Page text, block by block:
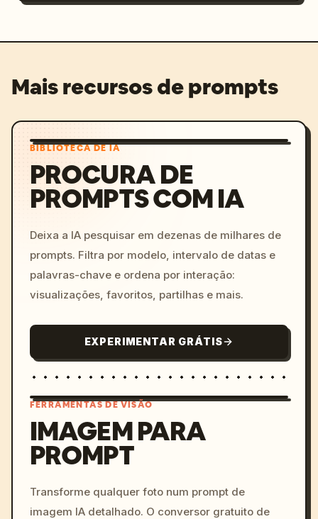
Mais recursos de prompts
BIBLIOTECA DE IA
PROCURA DE
PROMPTS COM IA
Deixa a IA pesquisar em dezenas de milhares de
prompts. Filtra por modelo, intervalo de datas e
palavras-chave e ordena por interação:
visualizações, favoritos, partilhas e mais.
EXPERIMENTAR GRÁTIS
colors, 8k --v 6.0
FERRAMENTAS DE VISÃO
IMAGEM PARA
PROMPT
Transforme qualquer foto num prompt de
imagem IA detalhado. O conversor gratuito de